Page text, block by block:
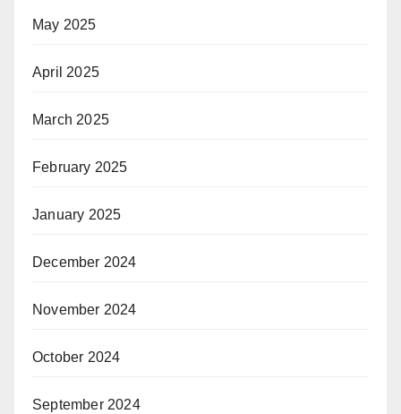
May 2025
April 2025
March 2025
February 2025
January 2025
December 2024
November 2024
October 2024
September 2024